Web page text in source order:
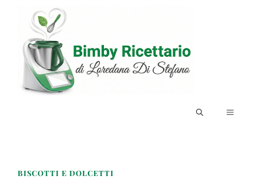
contenuto
MENU
BISCOTTI E DOLCETTI